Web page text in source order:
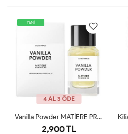
Vanilla Powder MATİERE PREMİERE 100ml JLT
4 AL 3 ÖDE